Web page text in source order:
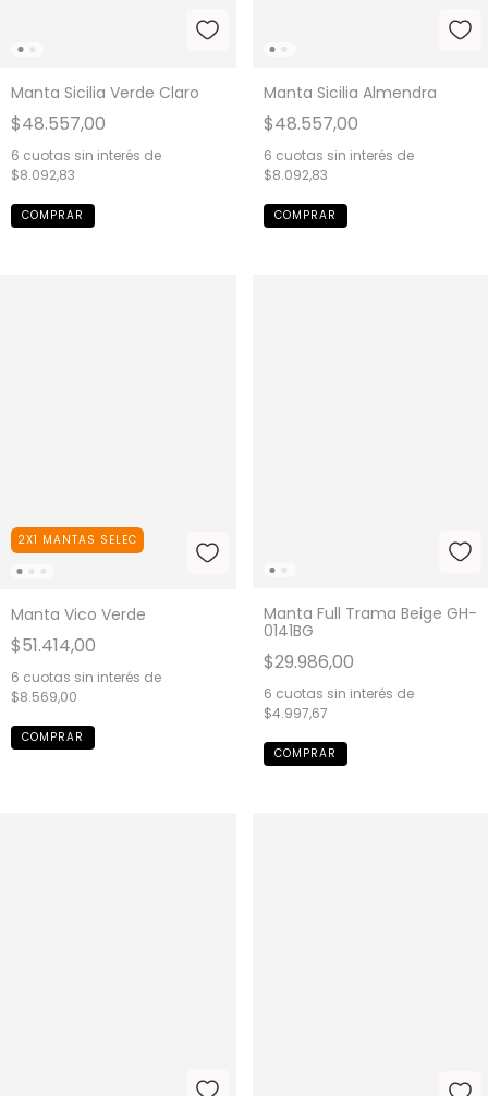
Manta Sicilia Verde Claro
$48.557,00
6 cuotas sin interés de
$8.092,83
Manta Sicilia Almendra
$48.557,00
6 cuotas sin interés de
$8.092,83
2X1 MANTAS SELEC
Manta Vico Verde
$51.414,00
6 cuotas sin interés de
$8.569,00
Manta Full Trama Beige GH-
0141BG
$29.986,00
6 cuotas sin interés de
$4.997,67